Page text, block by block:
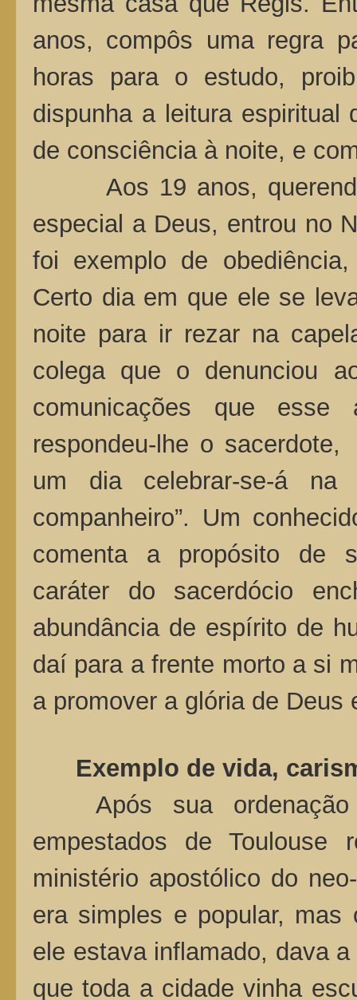
anos, compôs uma regra
horas para o estudo,
dispunha a leitura espiritual
de consciência à noite, e
Aos 19 anos, querendo
especial a Deus, entrou no
foi exemplo de
Certo dia em que ele se
noite para ir rezar na
colega que o denunciou
comunicações que
respondeu-lhe o
um dia celebrar-se-á
companheiro”. Um
comenta a propósito de
caráter do sacerdócio
abundância de espírito de
daí para a frente morto a si
a promover a glória de
Exemplo de vida,
Após sua ordenação
empestados de Toulouse
ministério apostólico do
era simples e popular,
ele estava inflamado, dava
que toda a cidade vinha